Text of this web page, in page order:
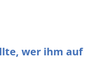
wer ihm auf